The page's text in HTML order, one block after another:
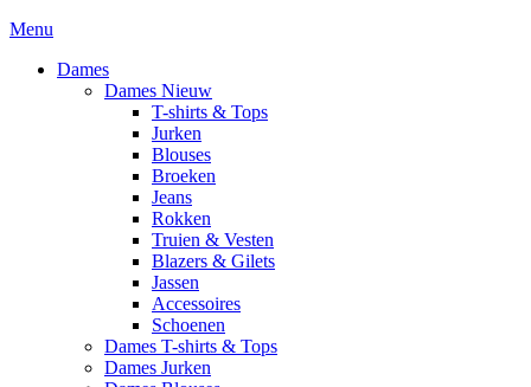
Menu
Dames
Dames Nieuw
T-shirts & Tops
Jurken
Blouses
Broeken
Jeans
Rokken
Truien & Vesten
Blazers & Gilets
Jassen
Accessoires
Schoenen
Dames T-shirts & Tops
Dames Jurken